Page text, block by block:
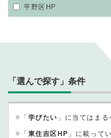
平野区HP
「選んで探す」条件
「 学びたい 」に当てはま
「 東住吉区HP 」に載って